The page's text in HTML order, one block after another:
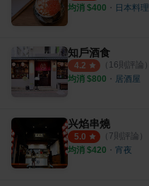
均消 $400 ・ 日本料理
知戶酒食
4.2 （ 16則評論）
均消 $800 ・ 居酒屋
兴焰串燒
5.0 （ 7則評論）
均消 $420 ・ 宵夜